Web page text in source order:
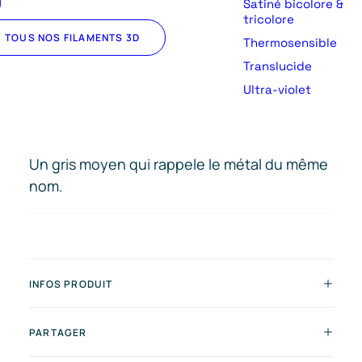
TOUS NOS FILAMENTS 3D
Satiné bicolore &
tricolore
Thermosensible
Translucide
Ultra-violet
Un gris moyen qui rappele le métal du même
nom.
INFOS PRODUIT
PARTAGER